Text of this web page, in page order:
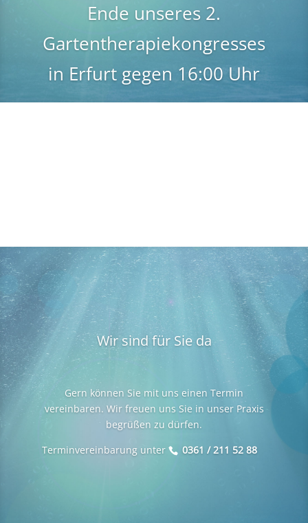
Ende unseres 2.
Gartentherapiekongresses
in Erfurt gegen 16:00 Uhr
Wir sind für Sie da
Gern können Sie mit uns einen Termin
vereinbaren. Wir freuen uns Sie in unser Praxis
begrüßen zu dürfen.
Terminvereinbarung unter
0361 / 211 52 88